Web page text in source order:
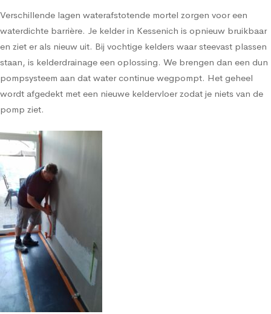
Verschillende lagen waterafstotende mortel zorgen voor een
waterdichte barrière. Je kelder in Kessenich is opnieuw bruikbaar
en ziet er als nieuw uit. Bij vochtige kelders waar steevast plassen
staan, is kelderdrainage een oplossing. We brengen dan een dun
pompsysteem aan dat water continue wegpompt. Het geheel
wordt afgedekt met een nieuwe keldervloer zodat je niets van de
pomp ziet.